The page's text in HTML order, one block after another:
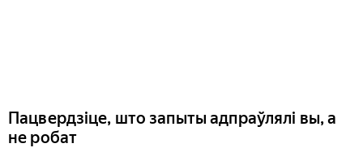
Пацвердзіце, што запыты адпраўлялі вы, а
не робат